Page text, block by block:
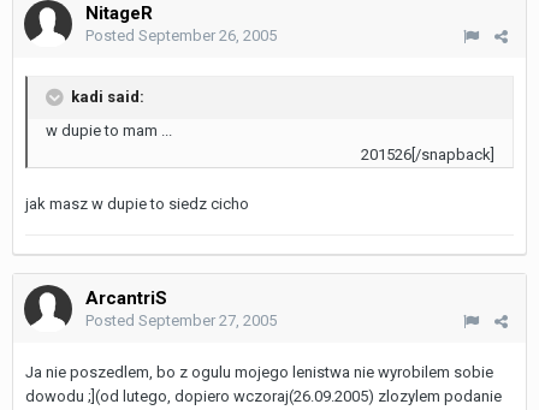
NitageR
Posted September 26, 2005
kadi said:
w dupie to mam ...
201526[/snapback]
jak masz w dupie to siedz cicho
ArcantriS
Posted September 27, 2005
Ja nie poszedlem, bo z ogulu mojego lenistwa nie wyrobilem sobie
dowodu ;](od lutego, dopiero wczoraj(26.09.2005) zlozylem podanie